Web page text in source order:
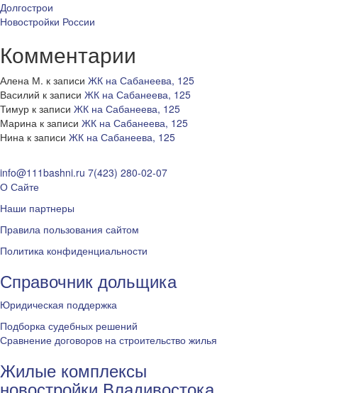
Долгострои
Новостройки России
Комментарии
Алена М. к записи ЖК на Сабанеева, 125
Василий к записи ЖК на Сабанеева, 125
Тимур к записи ЖК на Сабанеева, 125
Марина к записи ЖК на Сабанеева, 125
Нина к записи ЖК на Сабанеева, 125
info@111bashni.ru 7(423) 280-02-07
О Сайте
Наши партнеры
Правила пользования сайтом
Политика конфиденциальности
Справочник дольщика
Юридическая поддержка
Подборка судебных решений
Сравнение договоров на строительство жилья
Жилые комплексы